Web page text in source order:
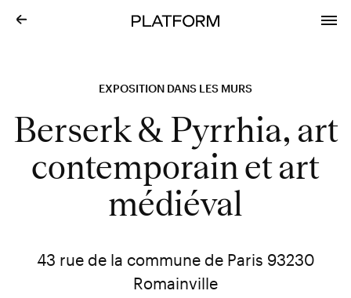
EXPOSITION DANS LES MURS
Berserk & Pyrrhia, art
contemporain et art
médiéval
43 rue de la commune de Paris 93230
Romainville